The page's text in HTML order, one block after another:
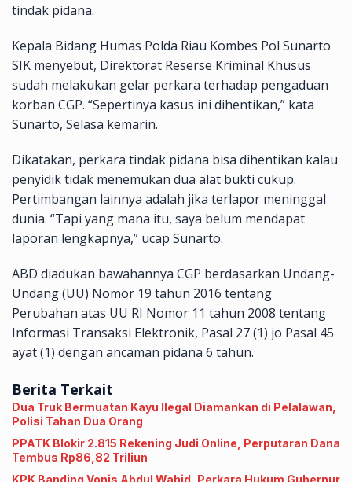
tindak pidana.
Kepala Bidang Humas Polda Riau Kombes Pol Sunarto
SIK menyebut, Direktorat Reserse Kriminal Khusus
sudah melakukan gelar perkara terhadap pengaduan
korban CGP. “Sepertinya kasus ini dihentikan,” kata
Sunarto, Selasa kemarin.
Dikatakan, perkara tindak pidana bisa dihentikan kalau
penyidik tidak menemukan dua alat bukti cukup.
Pertimbangan lainnya adalah jika terlapor meninggal
dunia. “Tapi yang mana itu, saya belum mendapat
laporan lengkapnya,” ucap Sunarto.
ABD diadukan bawahannya CGP berdasarkan Undang-
Undang (UU) Nomor 19 tahun 2016 tentang
Perubahan atas UU RI Nomor 11 tahun 2008 tentang
Informasi Transaksi Elektronik, Pasal 27 (1) jo Pasal 45
ayat (1) dengan ancaman pidana 6 tahun.
Berita Terkait
Dua Truk Bermuatan Kayu Ilegal Diamankan di Pelalawan,
Polisi Tahan Dua Orang
PPATK Blokir 2.815 Rekening Judi Online, Perputaran Dana
Tembus Rp86,82 Triliun
KPK Banding Vonis Abdul Wahid, Perkara Hukum Gubernur